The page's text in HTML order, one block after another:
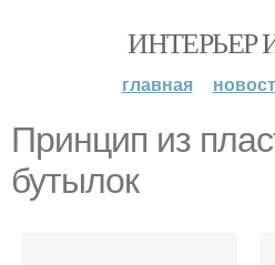
ИНТЕРЬЕР
главная
Принцип из
бутылок